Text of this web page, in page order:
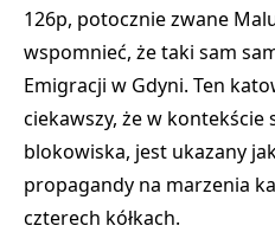
126p, potocznie zwane
wspomnieć, że taki sam
Emigracji w Gdyni. Ten
ciekawszy, że w kontekście
blokowiska, jest ukazany
propagandy na marzenia
czterech kółkach.